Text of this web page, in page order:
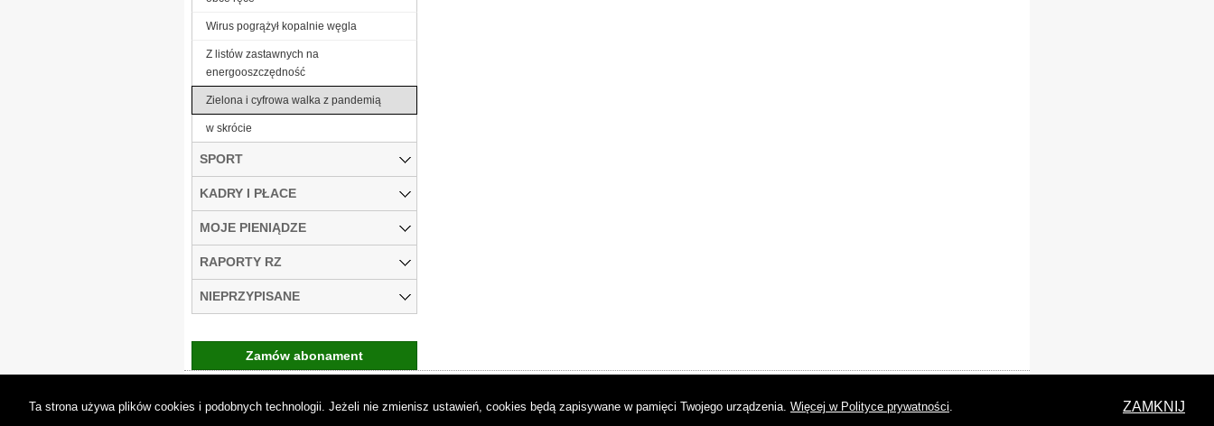
Wirus pogrążył kopalnie węgla
Z listów zastawnych na
energooszczędność
Zielona i cyfrowa walka z pandemią
w skrócie
SPORT
KADRY I PŁACE
MOJE PIENIĄDZE
RAPORTY RZ
NIEPRZYPISANE
Zamów abonament
Ta strona używa plików cookies i podobnych technologii. Jeżeli nie zmienisz ustawień, cookies będą zapisywane w pamięci Twojego urządzenia. Więcej w Polityce prywatności. ZAMKNIJ